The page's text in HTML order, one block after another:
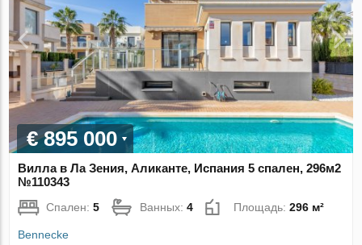
€ 895 000
Вилла в Ла Зения, Аликанте, Испания 5 спален, 296м2
№110343
Спален:5 Ванных:4 Площадь:296 м²
Bennecke